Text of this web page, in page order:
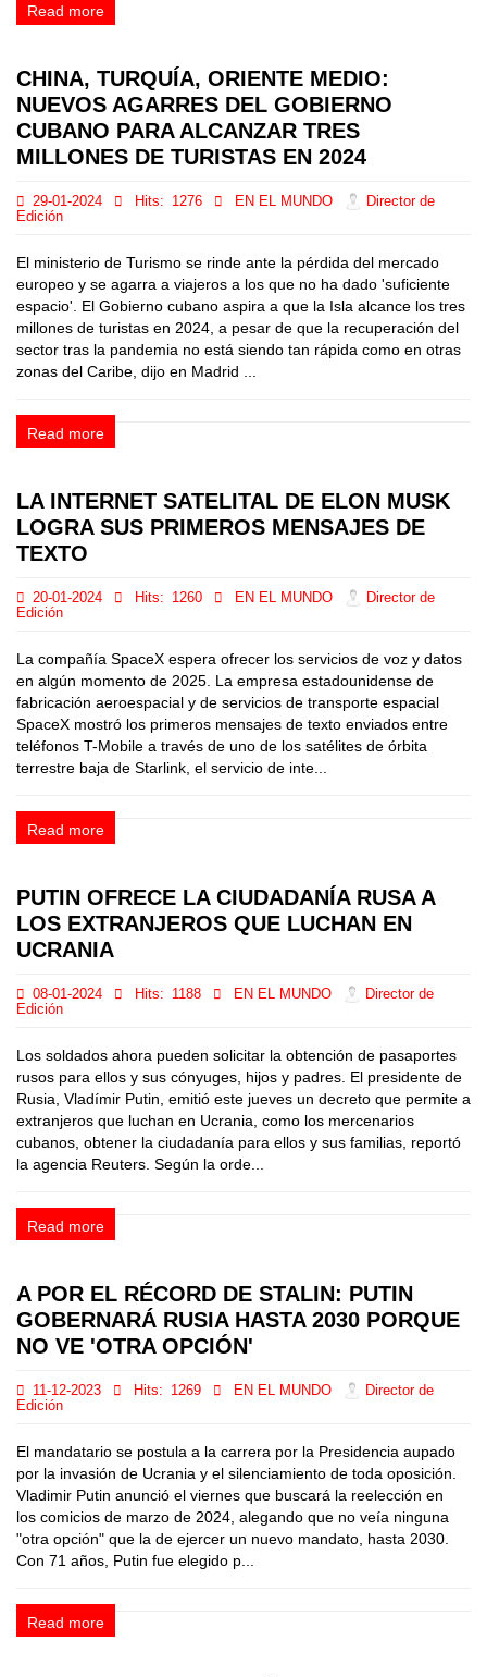
Read more
CHINA, TURQUÍA, ORIENTE MEDIO:
NUEVOS AGARRES DEL GOBIERNO
CUBANO PARA ALCANZAR TRES
MILLONES DE TURISTAS EN 2024
29-01-2024 Hits: 1276 EN EL MUNDO
Director de
Edición
El ministerio de Turismo se rinde ante la pérdida del mercado
europeo y se agarra a viajeros a los que no ha dado 'suficiente
espacio'. El Gobierno cubano aspira a que la Isla alcance los tres
millones de turistas en 2024, a pesar de que la recuperación del
sector tras la pandemia no está siendo tan rápida como en otras
zonas del Caribe, dijo en Madrid ...
Read more
LA INTERNET SATELITAL DE ELON MUSK
LOGRA SUS PRIMEROS MENSAJES DE
TEXTO
20-01-2024 Hits: 1260 EN EL MUNDO
Director de
Edición
La compañía SpaceX espera ofrecer los servicios de voz y datos
en algún momento de 2025. La empresa estadounidense de
fabricación aeroespacial y de servicios de transporte espacial
SpaceX mostró los primeros mensajes de texto enviados entre
teléfonos T-Mobile a través de uno de los satélites de órbita
terrestre baja de Starlink, el servicio de inte...
Read more
PUTIN OFRECE LA CIUDADANÍA RUSA A
LOS EXTRANJEROS QUE LUCHAN EN
UCRANIA
08-01-2024 Hits: 1188 EN EL MUNDO
Director de
Edición
Los soldados ahora pueden solicitar la obtención de pasaportes
rusos para ellos y sus cónyuges, hijos y padres. El presidente de
Rusia, Vladímir Putin, emitió este jueves un decreto que permite a
extranjeros que luchan en Ucrania, como los mercenarios
cubanos, obtener la ciudadanía para ellos y sus familias, reportó
la agencia Reuters. Según la orde...
Read more
A POR EL RÉCORD DE STALIN: PUTIN
GOBERNARÁ RUSIA HASTA 2030 PORQUE
NO VE 'OTRA OPCIÓN'
11-12-2023 Hits: 1269 EN EL MUNDO
Director de
Edición
El mandatario se postula a la carrera por la Presidencia aupado
por la invasión de Ucrania y el silenciamiento de toda oposición.
Vladimir Putin anunció el viernes que buscará la reelección en
los comicios de marzo de 2024, alegando que no veía ninguna
"otra opción" que la de ejercer un nuevo mandato, hasta 2030.
Con 71 años, Putin fue elegido p...
Read more